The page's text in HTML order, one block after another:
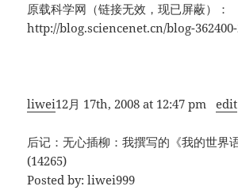
原载科学网（链接无效，现已屏蔽）：
http://blog.sciencenet.cn/blog-
liwei12月 17th, 2008 at 12:47 pmedit
后记：无心插柳：我撰写的《我的世界
(14265)
Posted by: liwei999